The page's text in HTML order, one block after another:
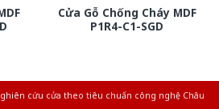
Cửa Gỗ Chống Cháy MDF
P1R4-C1-SGD
cứu cửa theo tiêu chuẩn công nghệ Châu